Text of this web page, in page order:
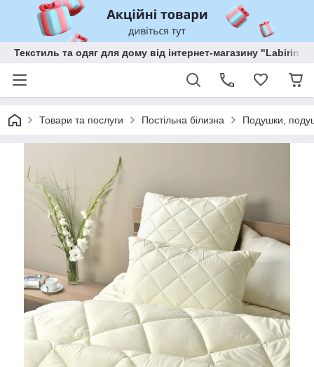
Текстиль та одяг для дому від інтернет-магазину "Labirint"
Товари та послуги Постільна білизна Подушки,